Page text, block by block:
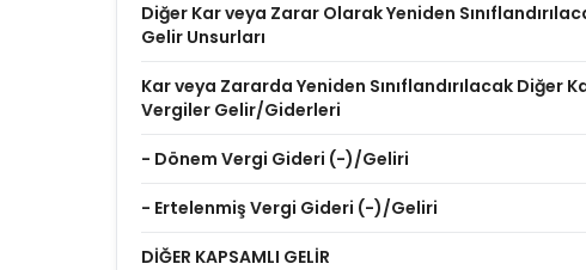
Diğer Kar veya Zarar Olarak Yeniden
Gelir Unsurları
Kar veya Zararda Yeniden Sınıflandırılacak Diğer
Vergiler Gelir/Giderleri
- Dönem Vergi Gideri (-)/Geliri
- Ertelenmiş Vergi Gideri (-)/Geliri
DİĞER KAPSAMLI GELİR